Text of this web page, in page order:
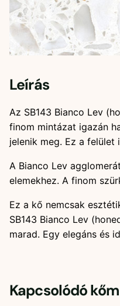
Leírás
Az SB143 Bianco Lev
finom mintázat igazán
jelenik meg. Ez a
A Bianco Lev
elemekhez. A finom
Ez a kő nemcsak
SB143 Bianco Lev
marad. Egy elegáns és
Kapcsolódó